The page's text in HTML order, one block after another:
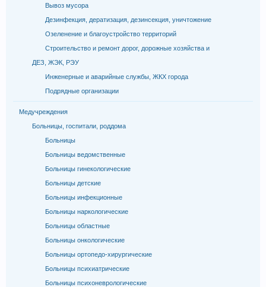
Вывоз мусора
Дезинфекция, дератизация, дезинсекция, уничтожение
Озеленение и благоустройство территорий
Строительство и ремонт дорог, дорожные хозяйства и
ДЕЗ, ЖЭК, РЭУ
Инженерные и аварийные службы, ЖКХ города
Подрядные организации
Медучреждения
Больницы, госпитали, роддома
Больницы
Больницы ведомственные
Больницы гинекологические
Больницы детские
Больницы инфекционные
Больницы наркологические
Больницы областные
Больницы онкологические
Больницы ортопедо-хирургические
Больницы психиатрические
Больницы психоневрологические